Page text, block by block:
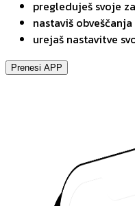
pregleduješ svoje
nastaviš
urejaš nastavitve
Prenesi APP